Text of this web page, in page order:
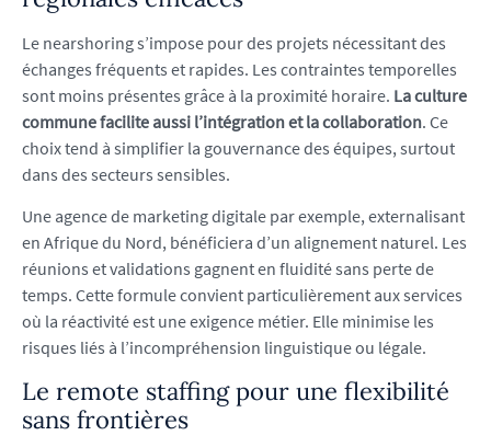
Le nearshoring s’impose pour des projets nécessitant des
échanges fréquents et rapides. Les contraintes temporelles
sont moins présentes grâce à la proximité horaire. La culture
commune facilite aussi l’intégration et la collaboration. Ce
choix tend à simplifier la gouvernance des équipes, surtout
dans des secteurs sensibles.
Une agence de marketing digitale par exemple, externalisant
en Afrique du Nord, bénéficiera d’un alignement naturel. Les
réunions et validations gagnent en fluidité sans perte de
temps. Cette formule convient particulièrement aux services
où la réactivité est une exigence métier. Elle minimise les
risques liés à l’incompréhension linguistique ou légale.
Le remote staffing pour une flexibilité
sans frontières